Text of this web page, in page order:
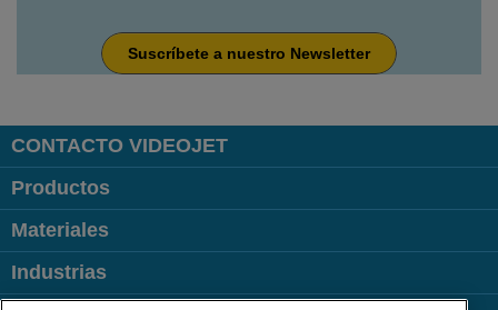
Suscríbete a nuestro Newsletter
CONTACTO VIDEOJET
Productos
Materiales
Industrias